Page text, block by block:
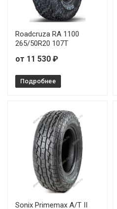
Roadcruza RA 1100
265/50R20 107T
от 11 530 ₽
Подробнее
Sonix Primemax A/T II